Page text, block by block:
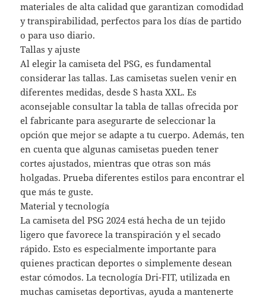
materiales de alta calidad que garantizan comodidad
y transpirabilidad, perfectos para los días de partido
o para uso diario.
Tallas y ajuste
Al elegir la camiseta del PSG, es fundamental
considerar las tallas. Las camisetas suelen venir en
diferentes medidas, desde S hasta XXL. Es
aconsejable consultar la tabla de tallas ofrecida por
el fabricante para asegurarte de seleccionar la
opción que mejor se adapte a tu cuerpo. Además, ten
en cuenta que algunas camisetas pueden tener
cortes ajustados, mientras que otras son más
holgadas. Prueba diferentes estilos para encontrar el
que más te guste.
Material y tecnología
La camiseta del PSG 2024 está hecha de un tejido
ligero que favorece la transpiración y el secado
rápido. Esto es especialmente importante para
quienes practican deportes o simplemente desean
estar cómodos. La tecnología Dri-FIT, utilizada en
muchas camisetas deportivas, ayuda a mantenerte